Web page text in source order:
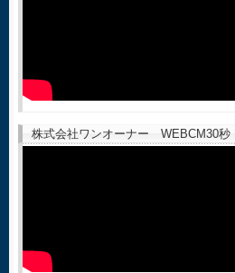
株式会社ワンオーナー WEBCM30秒